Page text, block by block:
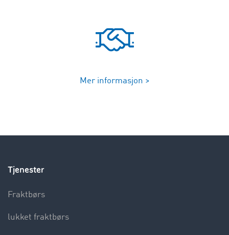
Mer informasjon >
Tjenester
Fraktbørs
lukket fraktbørs